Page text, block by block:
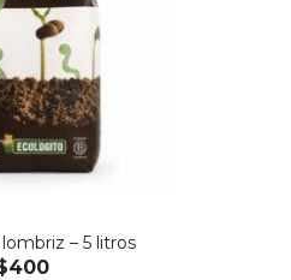
– 5 litros
400